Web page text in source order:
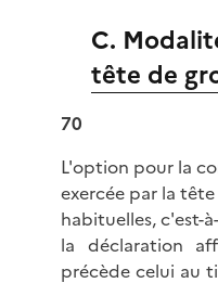
C.
tête de
70
L'option pour la
exercée par la
habituelles, c'est-
la déclaration
précède celui au